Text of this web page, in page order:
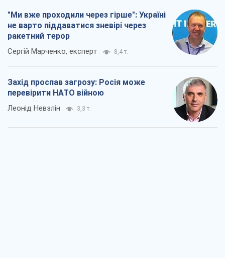
"Ми вже проходили через гірше": Україні
не варто піддаватися зневірі через
ракетний терор
Сергій Марченко, експерт 8,4 т.
Захід проспав загрозу: Росія може
перевірити НАТО війною
Леонід Невзлін 3,3 т.